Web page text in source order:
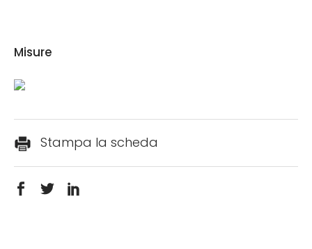
Misure
Stampa la scheda